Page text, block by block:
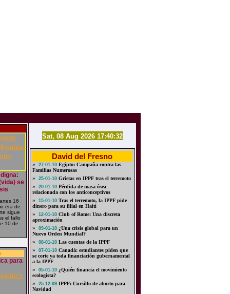
se
16
era de
sigue
el fallo
10 de
para
Sat, 08 Aug 2026 17:40:32
David del Fresno
» 27-01-10Egipto: Campaña contra las
Familias Numerosas
»
25-01-10Grietas en IPPF tras el terremoto
»
20-01-10Pérdida de masa ósea
relacionada con los anticonceptivos
»
15-01-10Tras el terremoto, la IPPF pide
dinero para su filial en Haití
»
12-01-10Club of Rome: Una discreta
aproximación
»
09-01-10¿Una crisis global para un
Nuevo Orden Mundial?
»
08-01-10Las cuentas de la IPPF
»
07-01-10Canadá: estudiantes piden que
se corte ya toda financiación gubernamental
a la IPPF
»
05-01-10¿Quién financia el movimiento
ecologista?
»
25-12-09IPPF: Cursillo de aborto para
Navidad